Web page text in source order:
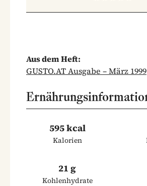
Aus dem Heft:
GUSTO.AT Ausgabe – März 1999
595 kcal
Kalorien
21 g
Kohlenhydrate